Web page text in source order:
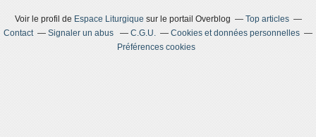
Voir le profil de Espace Liturgique sur le portail Overblog
Top articles
Contact
Signaler un abus C.G.U.
Cookies et données personnelles
Préférences cookies